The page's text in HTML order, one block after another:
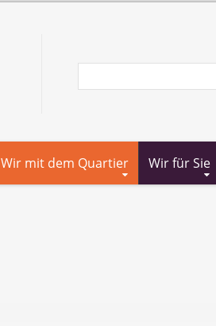
Wir mit dem Quartier Wir für Sie